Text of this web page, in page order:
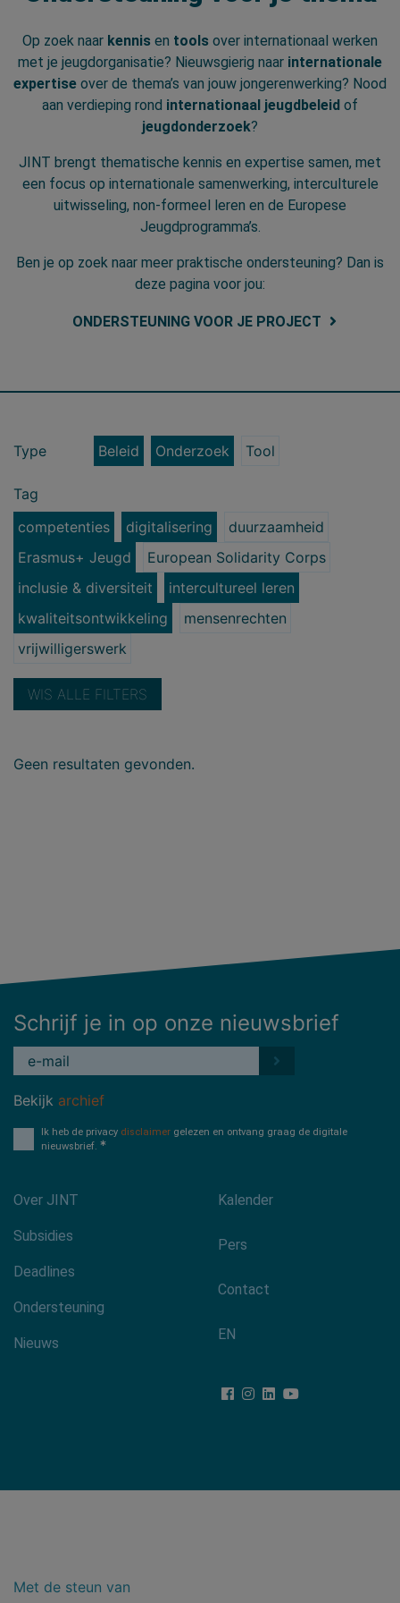
Op zoek naar kennis en tools over internationaal werken
met je jeugdorganisatie? Nieuwsgierig naar internationale
expertise over de thema’s van jouw jongerenwerking? Nood
aan verdieping rond internationaal jeugdbeleid of
jeugdonderzoek?
JINT brengt thematische kennis en expertise samen, met
een focus op internationale samenwerking, interculturele
uitwisseling, non-formeel leren en de Europese
Jeugdprogramma’s.
Ben je op zoek naar meer praktische ondersteuning? Dan is
deze pagina voor jou:
ONDERSTEUNING VOOR JE PROJECT
Type Beleid Onderzoek Tool
Tag
competenties
digitalisering
duurzaamheid
Erasmus+ Jeugd
European Solidarity Corps
inclusie & diversiteit
intercultureel leren
kwaliteitsontwikkeling
mensenrechten
vrijwilligerswerk
WIS ALLE FILTERS
Geen resultaten gevonden.
Schrijf je in op onze nieuwsbrief
Bekijk archief
Ik heb de privacy disclaimer gelezen en ontvang graag de digitale
nieuwsbrief.
Footer-
menu
Over JINT
Subsidies
Deadlines
Ondersteuning
Nieuws
Kalender
Pers
Contact
EN
Met de steun van